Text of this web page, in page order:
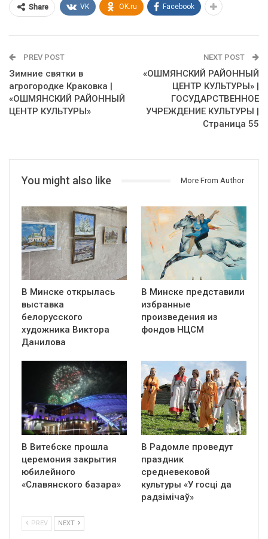
Share VK OK.ru Facebook
PREV POST
Зимние святки в
агрогородке Краковка |
«ОШМЯНСКИЙ РАЙОННЫЙ
ЦЕНТР КУЛЬТУРЫ»
NEXT POST
«ОШМЯНСКИЙ РАЙОННЫЙ
ЦЕНТР КУЛЬТУРЫ» |
ГОСУДАРСТВЕННОЕ
УЧРЕЖДЕНИЕ КУЛЬТУРЫ |
Страница 55
You might also like More From Author
В Минске открылась
выставка
белорусского
художника Виктора
Данилова
В Минске представили
избранные
произведения из
фондов НЦСМ
В Витебске прошла
церемония закрытия
юбилейного
«Славянского базара»
В Радомле проведут
праздник
средневековой
культуры «У госці да
радзімічаў»
PREV NEXT